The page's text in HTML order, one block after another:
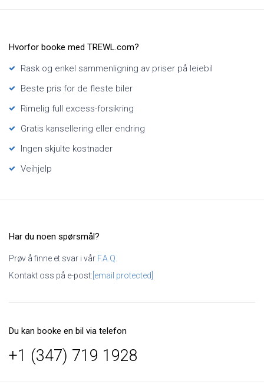
Hvorfor booke med TREWL.com?
Rask og enkel sammenligning av priser på leiebil
Beste pris for de fleste biler
Rimelig full excess-forsikring
Gratis kansellering eller endring
Ingen skjulte kostnader
Veihjelp
Har du noen spørsmål?
Prøv å finne et svar i vår F.A.Q.
Kontakt oss på e-post: [email protected]
Du kan booke en bil via telefon
+1 (347) 719 1928